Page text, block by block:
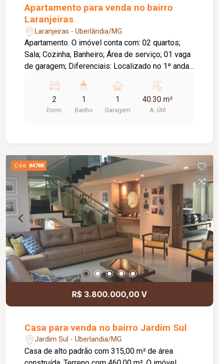
Apartamento para venda no bairro
Laranjeiras
Laranjeiras - Uberlândia/MG
Apartamento. O imóvel conta com: 02 quartos;
Sala; Cozinha; Banheiro; Área de serviço; 01 vaga
de garagem; Diferenciais: Localizado no 1º andar,
pavimentos e sem elevador; Móveis inclusos:
rack com painel na sala, armário no hall, armários
na cozinha, fogão cooktop a gás, sugar, forno
Quadra poliesportiva; Localização privilegiada,
próxima a unidades de saúde, escola,
poliesportivo, comércios, restaurantes e
supermercados.
2
Dorm.
1
Banho
1
Garagem
40.30 m²
A. Útil
Cód. 84788
R$ 3.800.000,00 V
Casa para venda no bairro Jardim Sul
Jardim Sul - Uberlandia/MG
Casa de alto padrão com 315,00 m² de área